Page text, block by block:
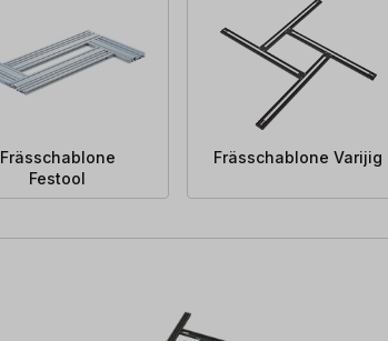
Frässchablone
Festool
Frässchablone Varijig